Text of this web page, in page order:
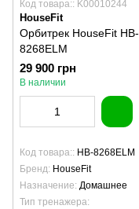
Код товара:: K00010244
HouseFit
Орбитрек HouseFit HB-
8268ELM
29 900 грн
В наличии
Код товара:
HB-8268ELM
Бренд HouseFit
Назначение Домашнее
Тип тренажера